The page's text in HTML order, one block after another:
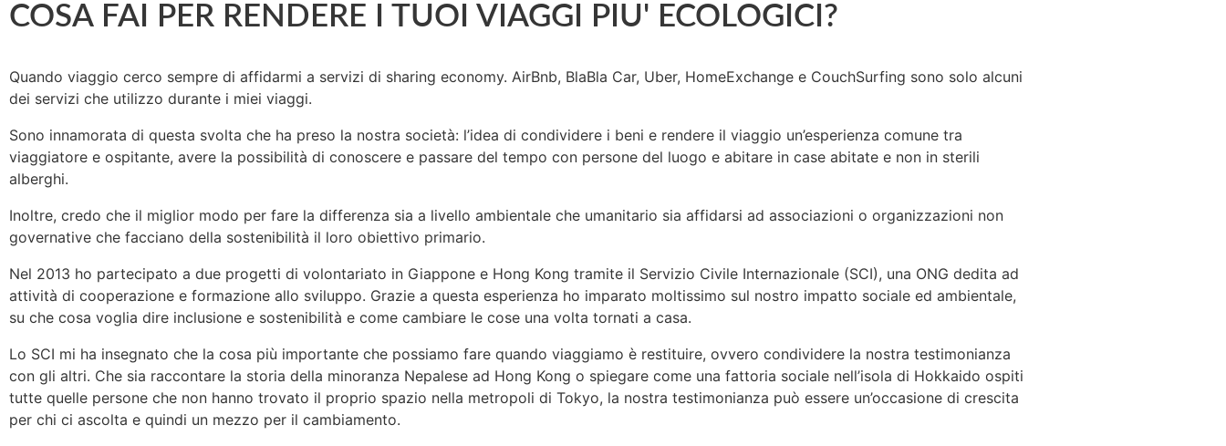
COSA FAI PER RENDERE I TUOI VIAGGI PIU' ECOLOGICI?
Quando viaggio cerco sempre di affidarmi a servizi di sharing economy. AirBnb, BlaBla Car, Uber, HomeExchange e CouchSurfing sono solo alcuni
dei servizi che utilizzo durante i miei viaggi.
Sono innamorata di questa svolta che ha preso la nostra società: l’idea di condividere i beni e rendere il viaggio un’esperienza comune tra
viaggiatore e ospitante, avere la possibilità di conoscere e passare del tempo con persone del luogo e abitare in case abitate e non in sterili
alberghi.
Inoltre, credo che il miglior modo per fare la differenza sia a livello ambientale che umanitario sia affidarsi ad associazioni o organizzazioni non
governative che facciano della sostenibilità il loro obiettivo primario.
Nel 2013 ho partecipato a due progetti di volontariato in Giappone e Hong Kong tramite il Servizio Civile Internazionale (SCI), una ONG dedita ad
attività di cooperazione e formazione allo sviluppo. Grazie a questa esperienza ho imparato moltissimo sul nostro impatto sociale ed ambientale,
su che cosa voglia dire inclusione e sostenibilità e come cambiare le cose una volta tornati a casa.
Lo SCI mi ha insegnato che la cosa più importante che possiamo fare quando viaggiamo è restituire, ovvero condividere la nostra testimonianza
con gli altri. Che sia raccontare la storia della minoranza Nepalese ad Hong Kong o spiegare come una fattoria sociale nell’isola di Hokkaido ospiti
tutte quelle persone che non hanno trovato il proprio spazio nella metropoli di Tokyo, la nostra testimonianza può essere un’occasione di crescita
per chi ci ascolta e quindi un mezzo per il cambiamento.